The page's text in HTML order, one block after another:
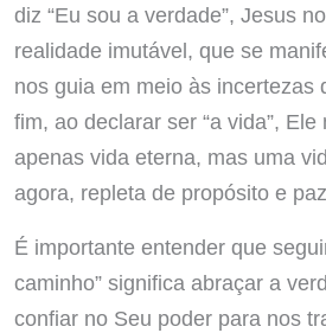
diz “Eu sou a verdade”, Jesus
realidade imutável, que se
nos guia em meio às incertezas
fim, ao declarar ser “a vida”,
apenas vida eterna, mas uma
agora, repleta de propósito e
É importante entender que
caminho” significa abraçar a
confiar no Seu poder para nos